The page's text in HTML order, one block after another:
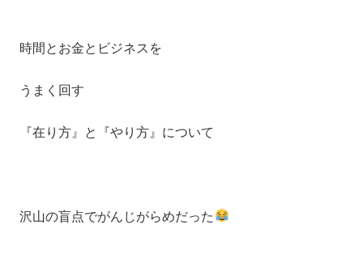
時間とお金とビジネスを
うまく回す
『在り方』と『やり方』について
沢山の盲点でがんじがらめだった